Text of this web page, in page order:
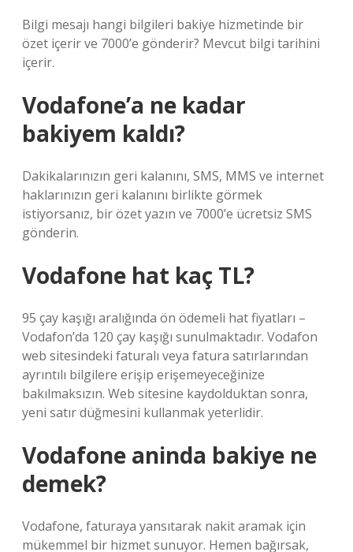
Bilgi mesajı hangi bilgileri bakiye hizmetinde bir
özet içerir ve 7000’e gönderir? Mevcut bilgi tarihini
içerir.
Vodafone’a ne kadar
bakiyem kaldı?
Dakikalarınızın geri kalanını, SMS, MMS ve internet
haklarınızın geri kalanını birlikte görmek
istiyorsanız, bir özet yazın ve 7000’e ücretsiz SMS
gönderin.
Vodafone hat kaç TL?
95 çay kaşığı aralığında ön ödemeli hat fiyatları –
Vodafon’da 120 çay kaşığı sunulmaktadır. Vodafon
web sitesindeki faturalı veya fatura satırlarından
ayrıntılı bilgilere erişip erişemeyeceğinize
bakılmaksızın. Web sitesine kaydolduktan sonra,
yeni satır düğmesini kullanmak yeterlidir.
Vodafone aninda bakiye ne
demek?
Vodafone, faturaya yansıtarak nakit aramak için
mükemmel bir hizmet sunuyor. Hemen bağırsak,